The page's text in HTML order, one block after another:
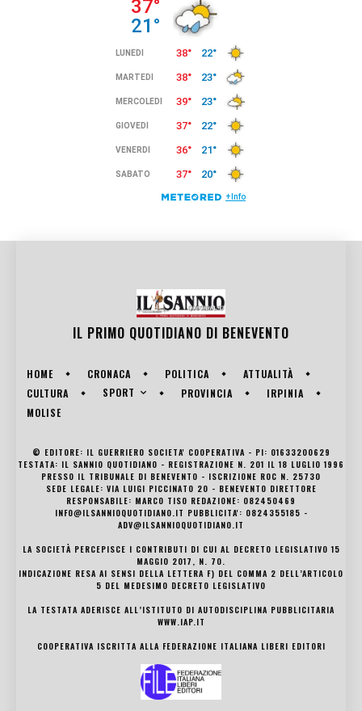
IL PRIMO QUOTIDIANO DI BENEVENTO
HOME CRONACA POLITICA
ATTUALITÀ
CULTURA
SPORT PROVINCIA
IRPINIA
MOLISE
© EDITORE: IL GUERRIERO SOCIETA' COOPERATIVA - PI: 01633200629
TESTATA: IL SANNIO QUOTIDIANO - REGISTRAZIONE N. 201 IL 18 LUGLIO 1996
PRESSO IL TRIBUNALE DI BENEVENTO - ISCRIZIONE ROC N. 25730
SEDE LEGALE: VIA LUIGI PICCINATO 20 - BENEVENTO DIRETTORE
RESPONSABILE: MARCO TISO REDAZIONE: 082450469
INFO@ILSANNIOQUOTIDIANO.IT PUBBLICITA': 0824355185 -
ADV@ILSANNIOQUOTIDIANO.IT
LA SOCIETÀ PERCEPISCE I CONTRIBUTI DI CUI AL DECRETO LEGISLATIVO 15
MAGGIO 2017, N. 70.
INDICAZIONE RESA AI SENSI DELLA LETTERA F) DEL COMMA 2 DELL’ARTICOLO
5 DEL MEDESIMO DECRETO LEGISLATIVO
LA TESTATA ADERISCE ALL’ISTITUTO DI AUTODISCIPLINA PUBBLICITARIA
WWW.IAP.IT
COOPERATIVA ISCRITTA ALLA FEDERAZIONE ITALIANA LIBERI EDITORI